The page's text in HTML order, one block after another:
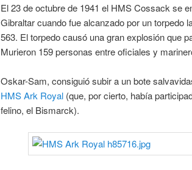
El 23 de octubre de 1941 el HMS Cossack se
Gibraltar cuando fue alcanzado por un torpedo
563. El torpedo causó una gran explosión que
Murieron 159 personas entre oficiales y
Oskar-Sam, consiguió subir a un bote
HMS Ark Royal (que, por cierto, había
felino, el Bismarck).